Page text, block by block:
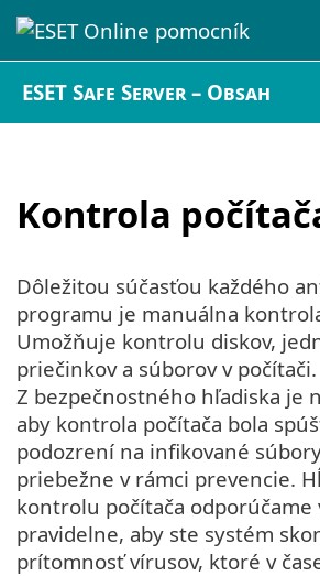
ESET Safe Server – Obsah
Kontrola
Dôležitou súčasťou každého
programu je manuálna
Umožňuje kontrolu diskov,
priečinkov a súborov v počítači.
Z bezpečnostného hľadiska je
aby kontrola počítača bola
podozrení na infikované
priebežne v rámci prevencie.
kontrolu počítača odporúčame
pravidelne, aby ste systém
prítomnosť vírusov, ktoré v